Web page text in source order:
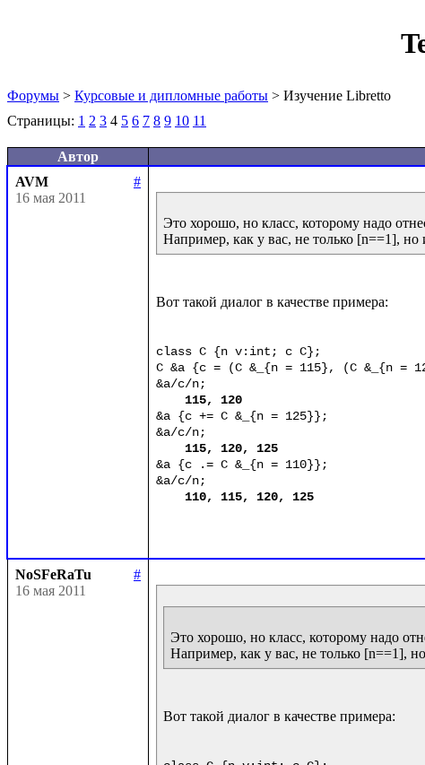
Форумы > Курсовые и дипломные работы > Изучение Libretto
Страницы: 1 2 3 4 5 6 7 8 9 10 11
Автор
AVM
#
16 мая 2011
Это хорошо, но класс, которому надо
Вот такой диалог в качестве примера:
class C {n v:int; c C};
C &a {c = (C &_{n = 115}, (C &_{n =
&a/c/n;
115, 120
&a {c += C &_{n = 125}};
&a/c/n;
115, 120, 125
&a {c .= C &_{n = 110}};
&a/c/n;
110, 115, 120, 125
NoSFeRaTu
#
16 мая 2011
Это хорошо, но класс, которому надо
Вот такой диалог в качестве примера: